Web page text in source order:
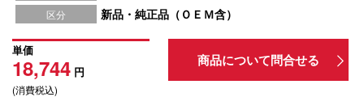
区分 新品・純正品（ＯＥＭ含）
単価
18,744 円
(消費税込)
商品について問合せる